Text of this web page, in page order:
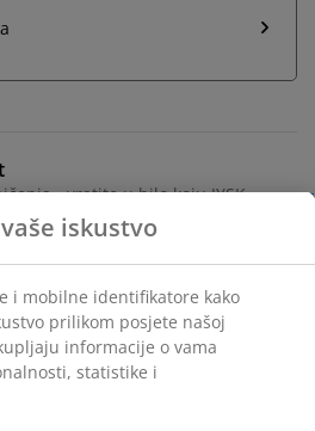
- vratite u bilo koju JYSK
po vašem izboru
iskustvo
i mobilne identifikatore kako
prilikom posjete našoj
informacije o vama
statistike i